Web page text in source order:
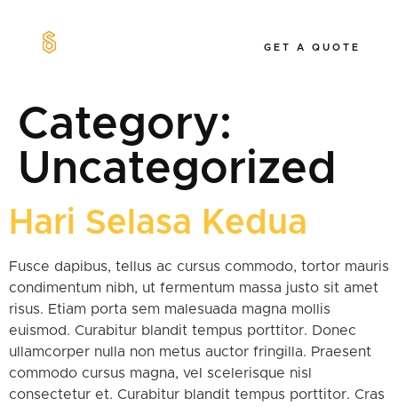
GET A QUOTE
Category:
Uncategorized
Hari Selasa Kedua
Fusce dapibus, tellus ac cursus commodo, tortor mauris
condimentum nibh, ut fermentum massa justo sit amet
risus. Etiam porta sem malesuada magna mollis
euismod. Curabitur blandit tempus porttitor. Donec
ullamcorper nulla non metus auctor fringilla. Praesent
commodo cursus magna, vel scelerisque nisl
consectetur et. Curabitur blandit tempus porttitor. Cras